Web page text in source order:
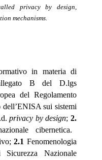
privacy by design,
mechanisms.
in materia di
B del D.lgs
del Regolamento
dell’ENISA sui sistemi
privacy by design; 2.
cibernetica.
2.1 Fenomenologia
Nazionale